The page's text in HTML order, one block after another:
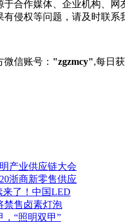
于合作媒体、企业机构、
侵权等问题，请及时联系
微信账号： "zgzmcy",每日
产业供应链大会
浙商新零售供应
来了！中国LED
禁售卤素灯泡
，“照明双甲”